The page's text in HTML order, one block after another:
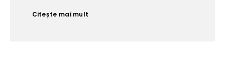
Citește mai mult